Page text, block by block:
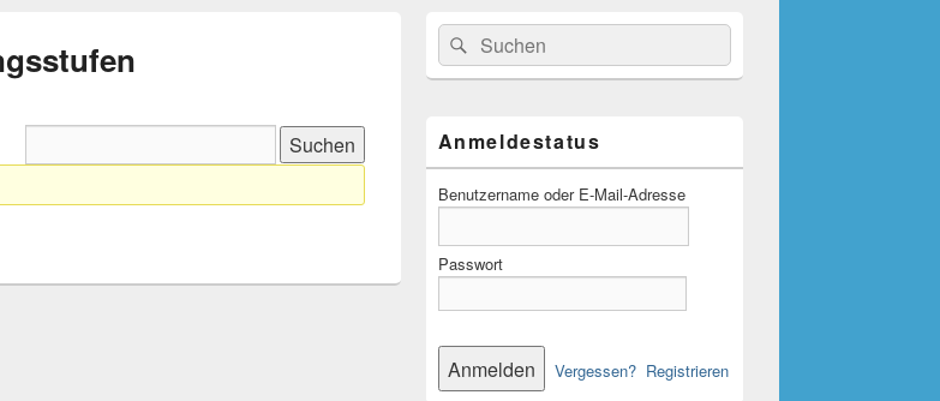
Primärer
Seitenleisten-
Widgetbereich
Suche
nach:
Suchen
Anmeldestatus
Benutzername oder E-Mail-Adresse
Passwort
Vergessen? Registrieren